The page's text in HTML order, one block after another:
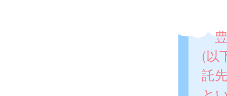
豊
(以
託